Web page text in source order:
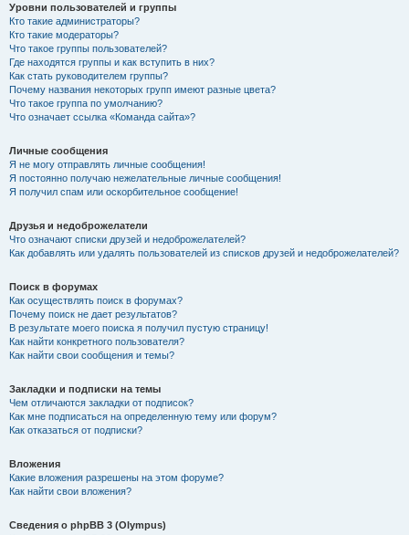
Уровни пользователей и группы
Кто такие администраторы?
Кто такие модераторы?
Что такое группы пользователей?
Где находятся группы и как вступить в них?
Как стать руководителем группы?
Почему названия некоторых групп имеют разные цвета?
Что такое группа по умолчанию?
Что означает ссылка «Команда сайта»?
Личные сообщения
Я не могу отправлять личные сообщения!
Я постоянно получаю нежелательные личные сообщения!
Я получил спам или оскорбительное сообщение!
Друзья и недоброжелатели
Что означают списки друзей и недоброжелателей?
Как добавлять или удалять пользователей из списков друзей и недоброжелателей?
Поиск в форумах
Как осуществлять поиск в форумах?
Почему поиск не дает результатов?
В результате моего поиска я получил пустую страницу!
Как найти конкретного пользователя?
Как найти свои сообщения и темы?
Закладки и подписки на темы
Чем отличаются закладки от подписок?
Как мне подписаться на определенную тему или форум?
Как отказаться от подписки?
Вложения
Какие вложения разрешены на этом форуме?
Как найти свои вложения?
Сведения о phpBB 3 (Olympus)